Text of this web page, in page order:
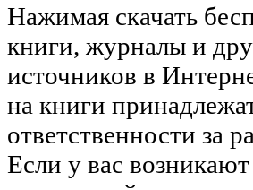
Нажимая скачать
книги, журналы и
источников в
на книги
ответственности за
Если у вас